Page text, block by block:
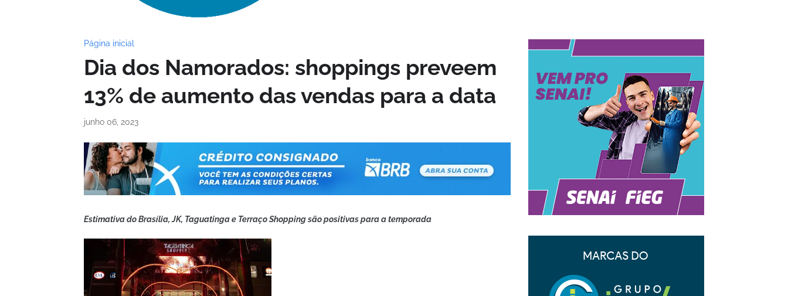
Página inicial
Dia dos Namorados: shoppings preveem
13% de aumento das vendas para a data
junho 06, 2023
Estimativa do Brasília, JK, Taguatinga e Terraço Shopping são positivas para a temporada